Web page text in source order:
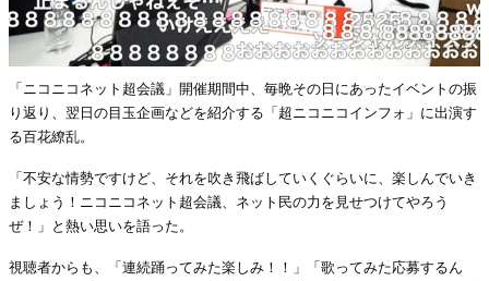
「ニコニコネット超会議」開催期間中、毎晩その日にあったイベントの振
り返り、翌日の目玉企画などを紹介する「超ニコニコインフォ」に出演す
る百花繚乱。
「不安な情勢ですけど、それを吹き飛ばしていくぐらいに、楽しんでいき
ましょう！ニコニコネット超会議、ネット民の力を見せつけてやろう
ぜ！」と熱い思いを語った。
視聴者からも、「連続踊ってみた楽しみ！！」「歌ってみた応募するん